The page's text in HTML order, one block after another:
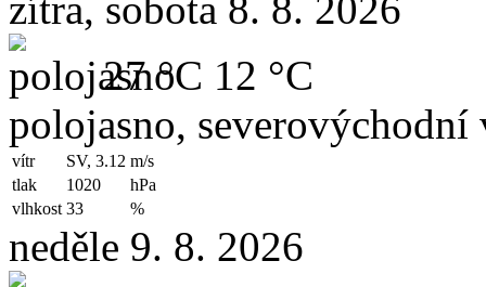
27 °C 12 °C
polojasno, severovýchodní
vítr SV, 3.12 m/s
tlak
1020
hPa
vlhkost 33 %
neděle 9. 8. 2026